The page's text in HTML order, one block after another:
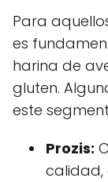
Para
es
harina de
gluten.
este
Prozis:
calidad,